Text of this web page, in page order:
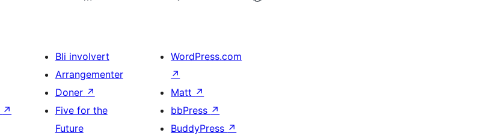
↗
Bli involvert
Arrangementer
Doner ↗
Five for the
Future
WordPress.com
↗
Matt ↗
bbPress ↗
BuddyPress ↗